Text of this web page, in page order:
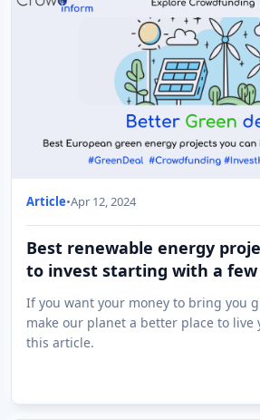
Article•Apr 12, 2024
Best renewable energy
to invest starting with a few
If you want your money to bring you
make our planet a better place to live
this article.